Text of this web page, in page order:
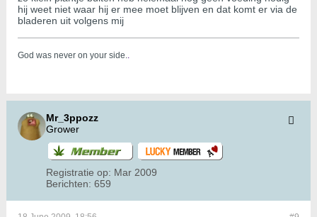
hij weet niet waar hij er mee moet blijven en dat komt er via de
bladeren uit volgens mij
God was never on your side..
Mr_3ppozz
Grower
Registratie op: Mar 2009
Berichten: 659